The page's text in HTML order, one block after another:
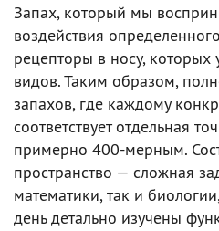
Запах, который мы
воздействия
рецепторы в носу, которых
видов. Таким образом,
запахов, где каждому
соответствует отдельная
примерно 400-мерным.
пространство — сложная
математики, так и
день детально изучены